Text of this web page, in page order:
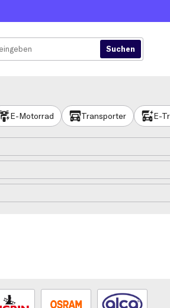
E-Motorrad Transporter E-